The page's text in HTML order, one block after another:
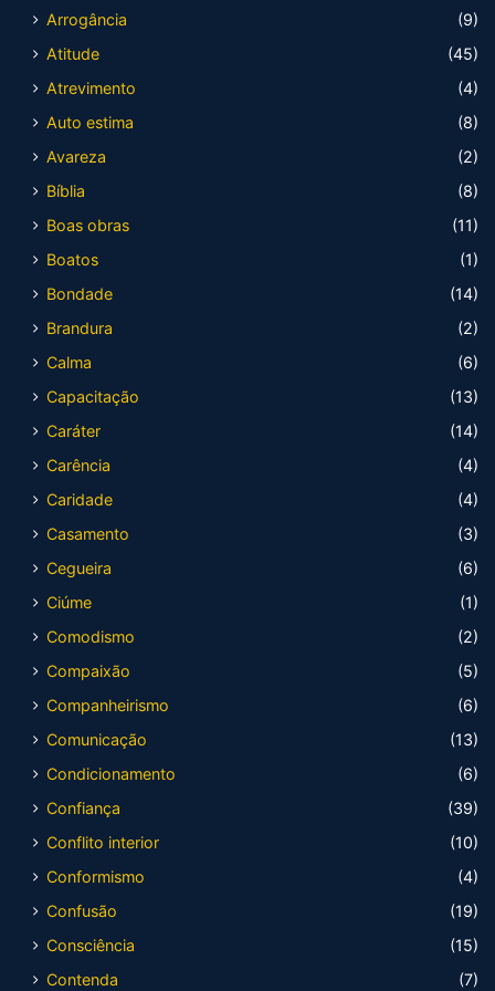
Arrogância
(9)
Atitude
(45)
Atrevimento
(4)
Auto estima
(8)
Avareza
(2)
Bíblia
(8)
Boas obras
(11)
Boatos
(1)
Bondade
(14)
Brandura
(2)
Calma
(6)
Capacitação
(13)
Caráter
(14)
Carência
(4)
Caridade
(4)
Casamento
(3)
Cegueira
(6)
Ciúme
(1)
Comodismo
(2)
Compaixão
(5)
Companheirismo
(6)
Comunicação
(13)
Condicionamento
(6)
Confiança
(39)
Conflito interior
(10)
Conformismo
(4)
Confusão
(19)
Consciência
(15)
Contenda
(7)